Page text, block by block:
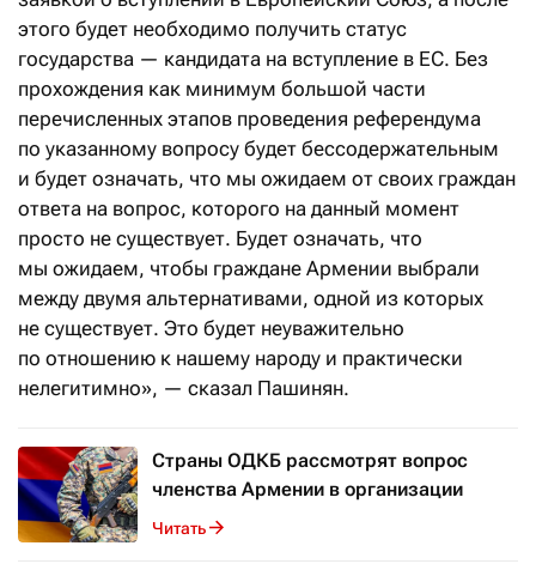
этого будет необходимо получить статус
государства — кандидата на вступление в ЕС. Без
прохождения как минимум большой части
перечисленных этапов проведения референдума
по указанному вопросу будет бессодержательным
и будет означать, что мы ожидаем от своих граждан
ответа на вопрос, которого на данный момент
просто не существует. Будет означать, что
мы ожидаем, чтобы граждане Армении выбрали
между двумя альтернативами, одной из которых
не существует. Это будет неуважительно
по отношению к нашему народу и практически
нелегитимно», — сказал Пашинян.
Страны ОДКБ рассмотрят вопрос
членства Армении в организации
Читать